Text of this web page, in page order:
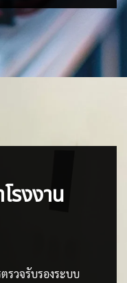
รงงาน
รวจรับรองระบบ